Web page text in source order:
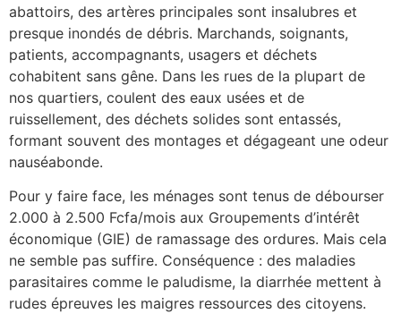
abattoirs, des artères principales sont insalubres et
presque inondés de débris. Marchands, soignants,
patients, accompagnants, usagers et déchets
cohabitent sans gêne. Dans les rues de la plupart de
nos quartiers, coulent des eaux usées et de
ruissellement, des déchets solides sont entassés,
formant souvent des montages et dégageant une odeur
nauséabonde.
Pour y faire face, les ménages sont tenus de débourser
2.000 à 2.500 Fcfa/mois aux Groupements d’intérêt
économique (GIE) de ramassage des ordures. Mais cela
ne semble pas suffire. Conséquence : des maladies
parasitaires comme le paludisme, la diarrhée mettent à
rudes épreuves les maigres ressources des citoyens.